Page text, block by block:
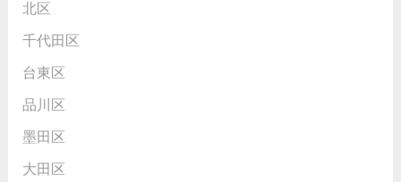
北区
千代田区
台東区
品川区
墨田区
大田区